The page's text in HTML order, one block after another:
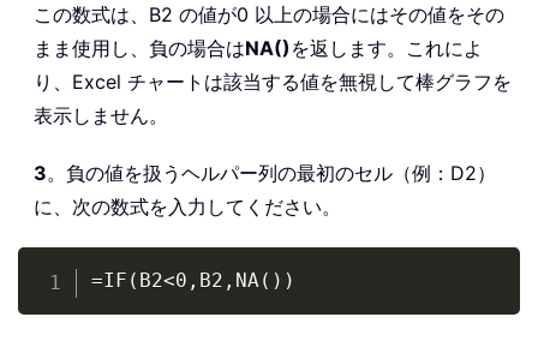
この数式は、B2 の値が0 以上の場合にはその値をその
まま使用し、負の場合はNA() を返します。これによ
り、Excel チャートは該当する値を無視して棒グラフを
表示しません。
3。負の値を扱うヘルパー列の最初のセル（例：D2）
に、次の数式を入力してください。
=IF(B2<0,B2,NA())